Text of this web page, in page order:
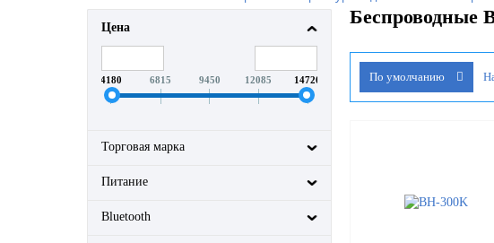
Цена
4180 6815 9450 12085 14720
Торговая марка
Питание
Bluetooth
Беспроводные
По умолчанию